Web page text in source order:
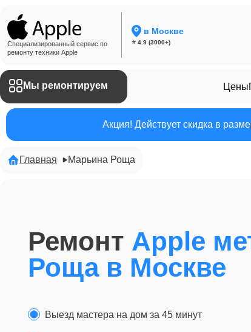
Специализированный сервис по
ремонту техники Apple
в Москве
⭐ 4.9 (3000+)
Мы ремонтируем Цены
Акция! Действует скидка в
Главная Марьина Роща
Ремонт Apple
Роща в Москве
Выезд мастера на дом за 45 минут